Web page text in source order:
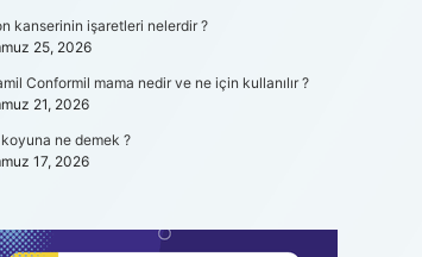
kanserinin işaretleri nelerdir ?
25, 2026
Conformil mama nedir ve ne için kullanılır ?
21, 2026
ne demek ?
17, 2026